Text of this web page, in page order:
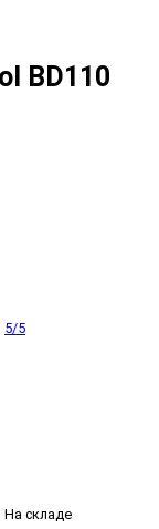
BD110
5/5
На складе